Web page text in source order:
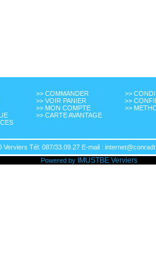
>> COMMANDER
>> VOIR PANIER
>> MON COMPTE
>> CARTE AVANTAGE
>>
>>
>>
Tél: 087/33.09.27 E-mail :
Powered by
IMUSTBE Verviers